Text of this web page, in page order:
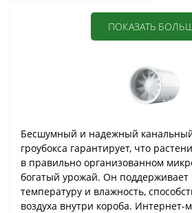
ПОКАЗАТЬ
Бесшумный и надежный
гроубокса гарантирует, что
в правильно организованном
богатый урожай. Он
температуру и влажность,
воздуха внутри короба. Интернет-